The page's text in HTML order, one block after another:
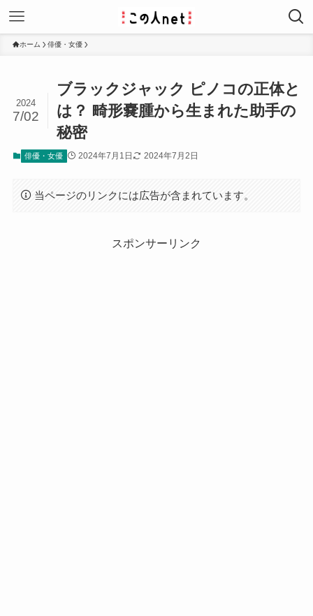
ホーム 俳優・女優
ブラックジャック ピノコの正体と
は？ 畸形嚢腫から生まれた助手の
秘密
2024
7/02
俳優・女優 2024年7月1日 2024年7月2日
当ページのリンクには広告が含まれています。
スポンサーリンク